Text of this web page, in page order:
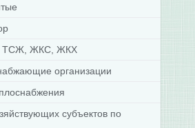
ТСЖ, ЖКС, ЖКХ
организации
субъектов по